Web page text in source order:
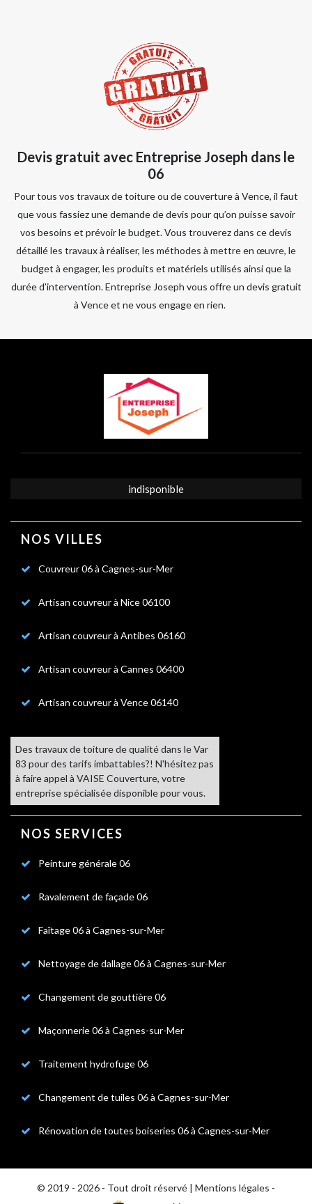
Devis gratuit avec Entreprise Joseph dans le
06
Pour tous vos travaux de toiture ou de couverture à Vence, il faut
que vous fassiez une demande de devis pour qu’on puisse savoir
vos besoins et prévoir le budget. Vous trouverez dans ce devis
détaillé les travaux à réaliser, les méthodes à mettre en œuvre, le
budget à engager, les produits et matériels utilisés ainsi que la
durée d’intervention. Entreprise Joseph vous offre un devis gratuit
à Vence et ne vous engage en rien.
indisponible
NOS VILLES
Couvreur 06 à Cagnes-sur-Mer
Artisan couvreur à Nice 06100
Artisan couvreur à Antibes 06160
Artisan couvreur à Cannes 06400
Artisan couvreur à Vence 06140
Des travaux de toiture de qualité dans le Var
83 pour des tarifs imbattables?! N'hésitez pas
à faire appel à VAISE Couverture, votre
entreprise spécialisée disponible pour vous.
NOS SERVICES
Peinture générale 06
Ravalement de façade 06
Faîtage 06 à Cagnes-sur-Mer
Nettoyage de dallage 06 à Cagnes-sur-Mer
Changement de gouttière 06
Maçonnerie 06 à Cagnes-sur-Mer
Traitement hydrofuge 06
Changement de tuiles 06 à Cagnes-sur-Mer
Rénovation de toutes boiseries 06 à Cagnes-sur-Mer
© 2019 - 2026 - Tout droit réservé | Mentions légales -